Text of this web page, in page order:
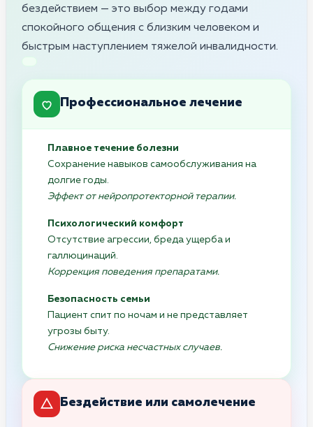
бездействием — это выбор между годами
спокойного общения с близким человеком и
быстрым наступлением тяжелой инвалидности.
Профессиональное лечение
Плавное течение болезни
Сохранение навыков самообслуживания на
долгие годы.
Эффект от нейропротекторной терапии.
Психологический комфорт
Отсутствие агрессии, бреда ущерба и
галлюцинаций.
Коррекция поведения препаратами.
Безопасность семьи
Пациент спит по ночам и не представляет
угрозы быту.
Снижение риска несчастных случаев.
Бездействие или самолечение